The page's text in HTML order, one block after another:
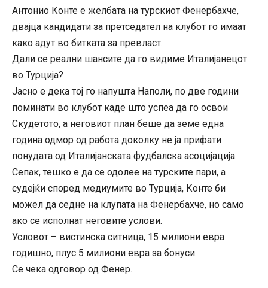
Антонио Конте е желбата на турскиот Фенербахче,
двајца кандидати за претседател на клубот го имаат
како адут во битката за превласт.
Дали се реални шансите да го видиме Италијанецот
во Турција?
Јасно е дека тој го напушта Наполи, по две години
поминати во клубот каде што успеа да го освои
Скудетото, а неговиот план беше да земе една
година одмор од работа доколку не ја прифати
понудата од Италијанската фудбалска асоцијација.
Сепак, тешко е да се одолее на турските пари, а
судејќи според медиумите во Турција, Конте би
можел да седне на клупата на Фенербахче, но само
ако се исполнат неговите услови.
Условот – вистинска ситница, 15 милиони евра
годишно, плус 5 милиони евра за бонуси.
Се чека одговор од Фенер.